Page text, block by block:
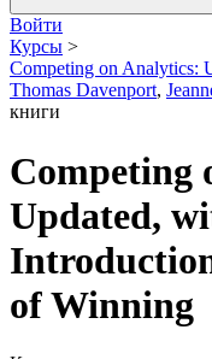
Войти
Курсы >
Competing on Analytics:
Thomas Davenport,
книги
Competing
Updated,
of Winning